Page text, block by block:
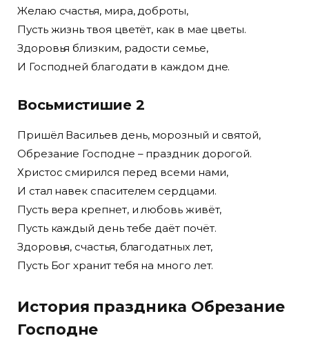
Желаю счастья, мира, доброты,
Пусть жизнь твоя цветёт, как в мае цветы.
Здоровья близким, радости семье,
И Господней благодати в каждом дне.
Восьмистишие 2
Пришёл Васильев день, морозный и святой,
Обрезание Господне – праздник дорогой.
Христос смирился перед всеми нами,
И стал навек спасителем сердцами.
Пусть вера крепнет, и любовь живёт,
Пусть каждый день тебе даёт почёт.
Здоровья, счастья, благодатных лет,
Пусть Бог хранит тебя на много лет.
История праздника Обрезание
Господне